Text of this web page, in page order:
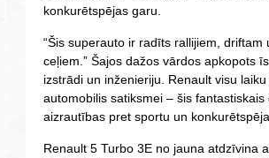
konkurētspējas garu.
“Šis superauto ir radīts rallijiem,
ceļiem.” Šajos dažos vārdos apkopots
izstrādi un inženieriju. Renault visu
automobilis satiksmei – šis
aizrautības pret sportu un
Renault 5 Turbo 3E no jauna atdzīvina